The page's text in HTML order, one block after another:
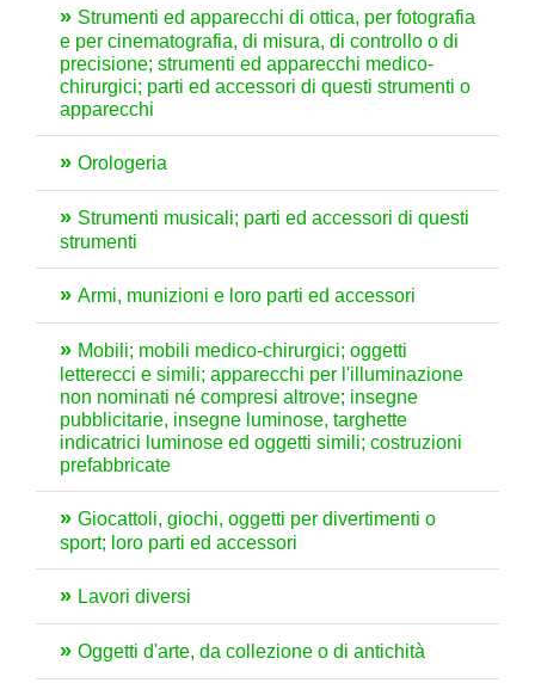
Strumenti ed apparecchi di ottica, per fotografia
e per cinematografia, di misura, di controllo o di
precisione; strumenti ed apparecchi medico-
chirurgici; parti ed accessori di questi strumenti o
apparecchi
Orologeria
Strumenti musicali; parti ed accessori di questi
strumenti
Armi, munizioni e loro parti ed accessori
Mobili; mobili medico-chirurgici; oggetti
letterecci e simili; apparecchi per l'illuminazione
non nominati né compresi altrove; insegne
pubblicitarie, insegne luminose, targhette
indicatrici luminose ed oggetti simili; costruzioni
prefabbricate
Giocattoli, giochi, oggetti per divertimenti o
sport; loro parti ed accessori
Lavori diversi
Oggetti d'arte, da collezione o di antichità